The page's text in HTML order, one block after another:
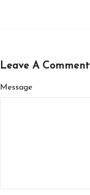
Leave A Comment
Message